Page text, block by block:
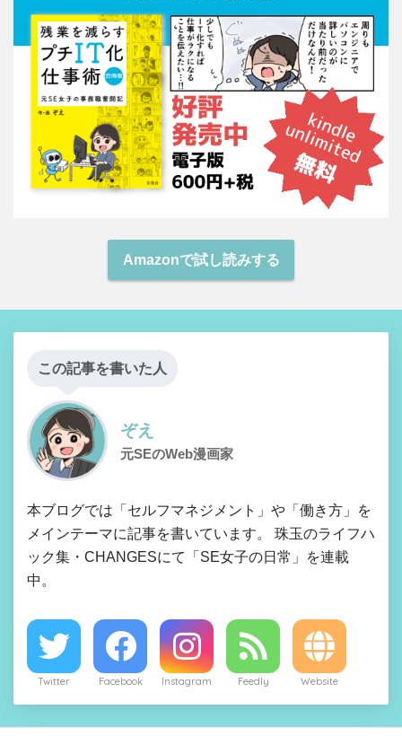
Amazonで試し読みする
この記事を書いた人
ぞえ
元SEのWeb漫画家
本ブログでは「セルフマネジメント」や「働き方」を
メインテーマに記事を書いています。 珠玉のライフハ
ック集・CHANGESにて「SE女子の日常」を連載
中。
Twitter Facebook Instagram Feedly Website